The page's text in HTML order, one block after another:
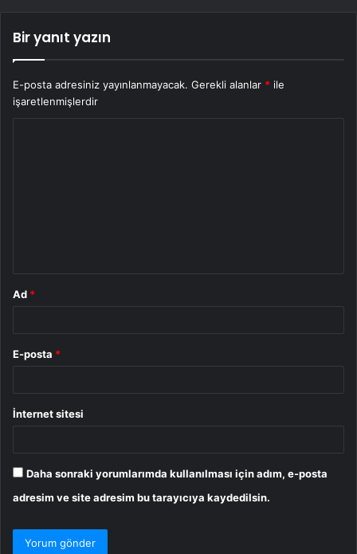
Bir yanıt yazın
E-posta adresiniz yayınlanmayacak. Gerekli alanlar * ile
işaretlenmişlerdir
Ad *
E-posta *
İnternet sitesi
Daha sonraki yorumlarımda kullanılması için adım, e-posta
adresim ve site adresim bu tarayıcıya kaydedilsin.